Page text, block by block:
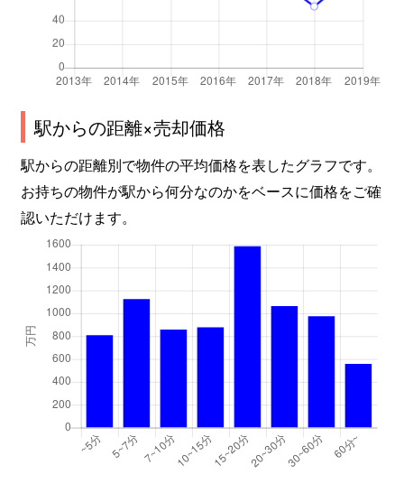
本開発
本開発
380万円 越中大門
徒歩
本開発
740万円
本開発
1,500万円 越中大門
徒歩
本開発
250万円 越中大門
徒歩
本開発
590万円 越中大門
徒歩
本開発
本開発
2,600万円 越中大門
本開発
本江
880万円 小杉(あいの風)
駅からの距離×売却価格
駅からの距離別で物件の平均価格を表したグラフです。
お持ちの物件が駅から何分なのかをベースに価格をご確
認いただけます。